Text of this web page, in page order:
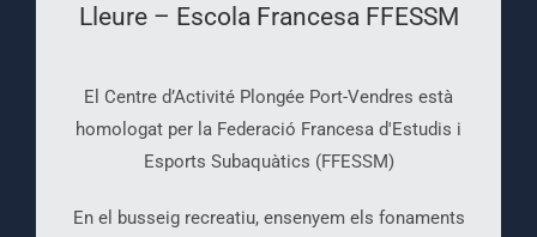
Lleure – Escola Francesa FFESSM
El Centre d’Activité Plongée Port-Vendres està
homologat per la Federació Francesa d'Estudis i
Esports Subaquàtics (FFESSM)
En el busseig recreatiu, ensenyem els fonaments